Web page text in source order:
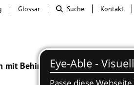
mit BehinderungBeratung & Hilfe
Glossar Suche Kontakt